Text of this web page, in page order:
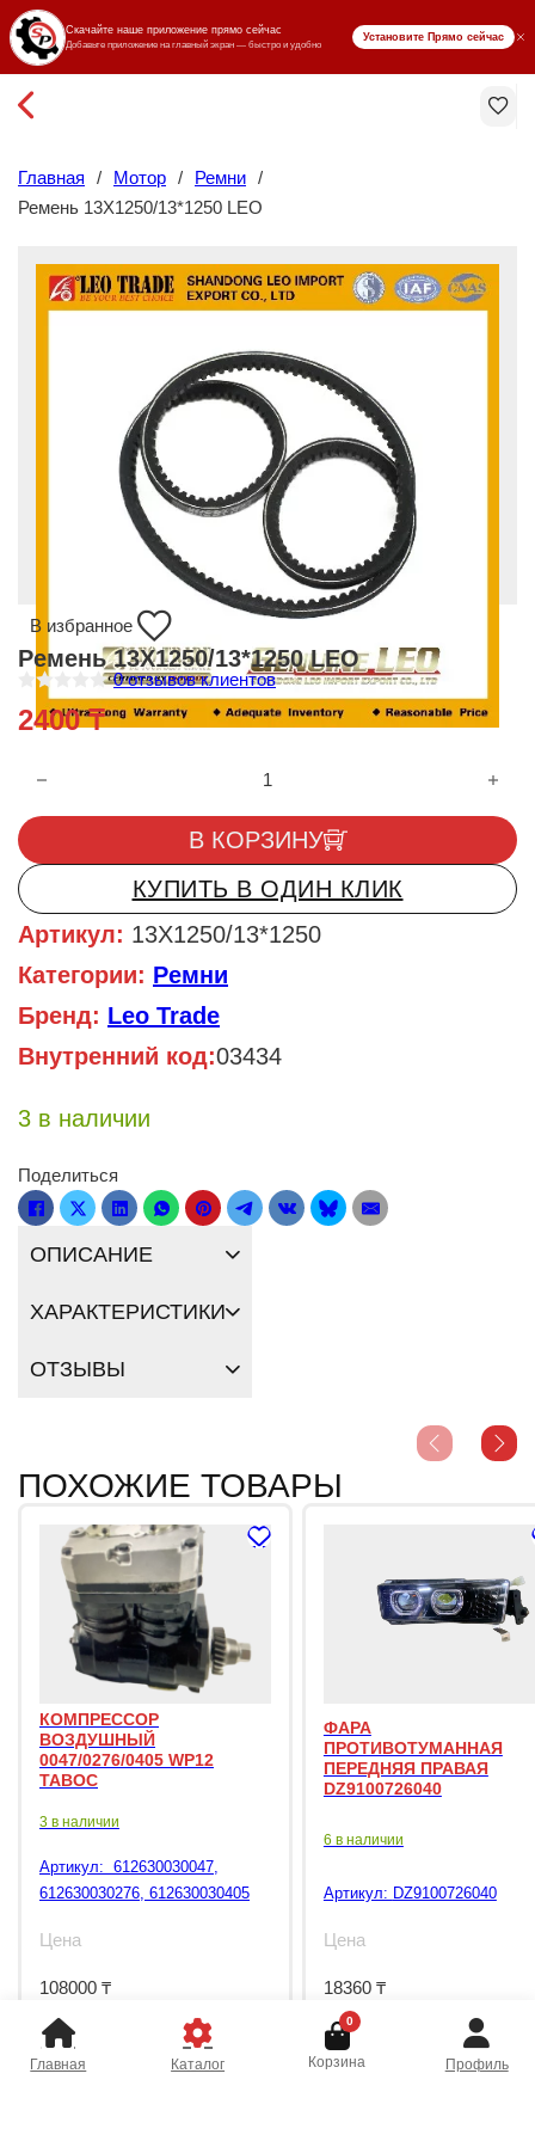
₸ KZT
Главная / Мотор / Ремни /
Ремень 13X1250/13*1250 LEO
В избранное
Ремень 13X1250/13*1250 LEO
ц
е
и
з
5
0отзывов клиентов
2400₸
Количество товара Ремень 13X1250/13*1250 LEO
В КОРЗИНУ
КУПИТЬ В ОДИН КЛИК
Артикул: 13X1250/13*1250
Категории: Ремни
Бренд: Leo Trade
Внутренний код:03434
3 в наличии
Поделиться
ОПИСАНИЕ
ХАРАКТЕРИСТИКИ
ОТЗЫВЫ
ПОХОЖИЕ ТОВАРЫ
КОМПРЕССОР
ВОЗДУШНЫЙ
0047/0276/0405 WP12
TABOC
3 в наличии
Артикул: 612630030047,
612630030276, 612630030405
Цена
108000 ₸
ФАРА
ПРОТИВОТУМАННАЯ
ПЕРЕДНЯЯ ПРАВАЯ
DZ9100726040
6 в наличии
Артикул: DZ9100726040
Цена
18360 ₸
Главная Каталог
0
Корзина Профиль